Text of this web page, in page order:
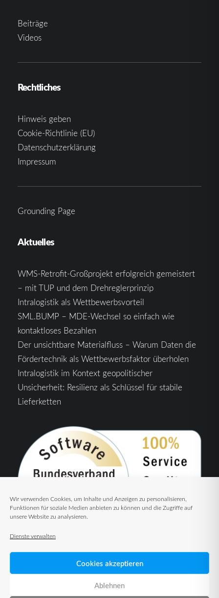
Wir verwenden Cookies, um Inhalte und Anzeigen zu personalisieren,
Funktionen für soziale Medien anbieten zu können und die Zugriffe auf
unsere Website zu analysieren.
Dienste verwalten
Cookies akzeptieren
Ablehnen
Beiträge
Videos
Rechtliches
Hinweis geben
Cookie-Richtlinie (EU)
Datenschutzerklärung
Impressum
Grounding Page
Aktuelles
WMS-Retrofit-Großprojekt erfolgreich gemeistert
– mit TUP und dem Drehreglerprinzip
Intralogistik als Wettbewerbsvorteil
SML.BUMP – MDE-Wechsel so einfach wie
kontaktloses Bezahlen
Der unsichtbare Materialfluss – Warum Daten die
Fördertechnik als Wettbewerbsfaktor überholen
Intralogistik im Kontext geopolitischer
Unsicherheit: Resilienz als Schlüssel für stabile
Lieferketten